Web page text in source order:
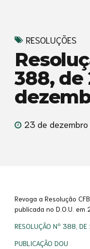
RESOLUÇÕES
388, de
23 de
Revoga a Resolução
publicada no D.O.U.
RESOLUÇÃO Nº 388,
PUBLICAÇÃO DOU